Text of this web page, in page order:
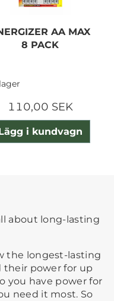
AA MAX
8 PACK
110,00 SEK
i kundvagn
about long-lasting
the longest-lasting
their power for up
you have power for
need it most. So